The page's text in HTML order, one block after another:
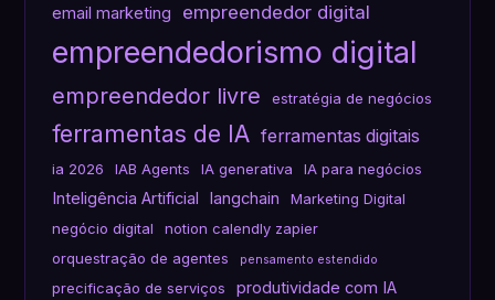
email marketing empreendedor digital
empreendedorismo digital
empreendedor livre estratégia de negócios
ferramentas de IA ferramentas digitais
ia 2026 IAB Agents IA generativa IA para negócios
Inteligência Artificial langchain
Marketing Digital
negócio digital
notion calendly zapier
orquestração de agentes
pensamento estendido
precificação de serviços produtividade com IA